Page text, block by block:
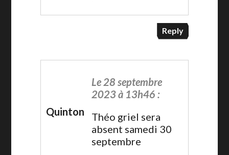
Reply
Quinton
Le 28 septembre
2023 à 13h46 :
Théo griel sera
absent samedi 30
septembre